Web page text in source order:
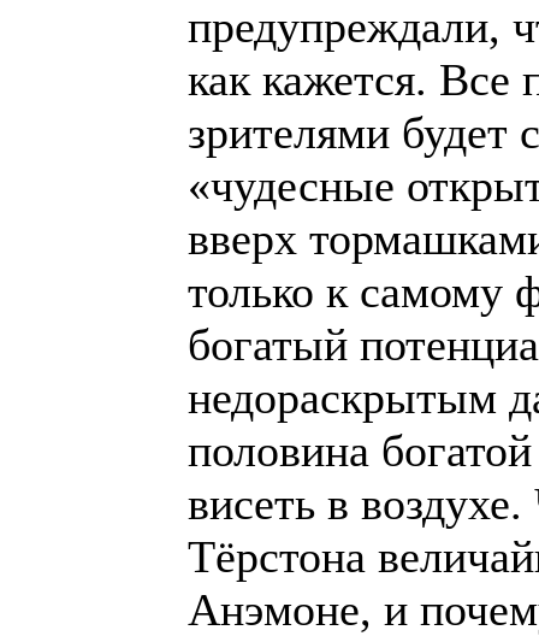
предупреждали,
как кажется. Все
зрителями будет
«чудесные
вверх
только к самому
богатый
недораскрытым
половина
висеть в
Тёрстона
Анэмоне, и